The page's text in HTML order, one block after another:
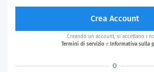
Crea Account
Creando un account, si accettano i
Termini di servizioe Informativa sulla
O